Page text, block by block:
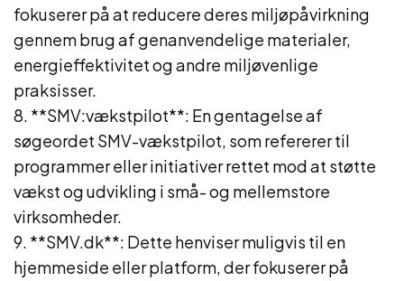
fokuserer på at reducere deres miljøpåvirkning
gennem brug af genanvendelige materialer,
energieffektivitet og andre miljøvenlige
praksisser.
8. **SMV:vækstpilot**: En gentagelse af
søgeordet SMV-vækstpilot, som refererer til
programmer eller initiativer rettet mod at støtte
vækst og udvikling i små- og mellemstore
virksomheder.
9. **SMV.dk**: Dette henviser muligvis til en
hjemmeside eller platform, der fokuserer på